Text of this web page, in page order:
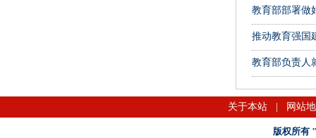
教育部部署做
推动教育强国
教育部负责人
关于本站 网站
版权所有